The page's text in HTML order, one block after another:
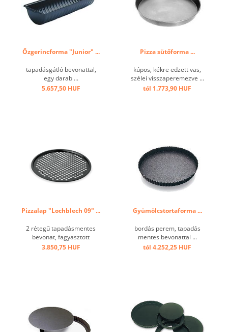
Őzgerincforma "Junior" ...
tapadásgátló bevonattal,
egy darab ...
5.657,50 HUF
Pizza sütőforma ...
kúpos, kékre edzett vas,
szélei visszaperemezve ...
tól 1.773,90 HUF
Pizzalap "Lochblech 09" ...
2 rétegű tapadásmentes
bevonat, fagyasztott
pizzához alkalmas ...
3.850,75 HUF
Gyümölcstortaforma ...
bordás perem, tapadás
mentes bevonattal ...
tól 4.252,25 HUF